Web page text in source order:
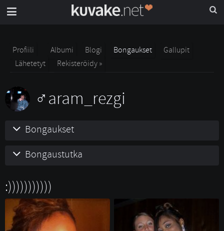
Profiili Albumi Blogi Bongaukset
Gallupit
Lähetetyt
Rekisteröidy »
aram_rezgi
Bongaukset
Bongaustutka
:)))))))))))